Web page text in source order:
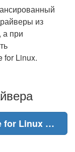
из
а при
for Linux.
Скачать AMD Radeon Software for Linux 25.10.2.1